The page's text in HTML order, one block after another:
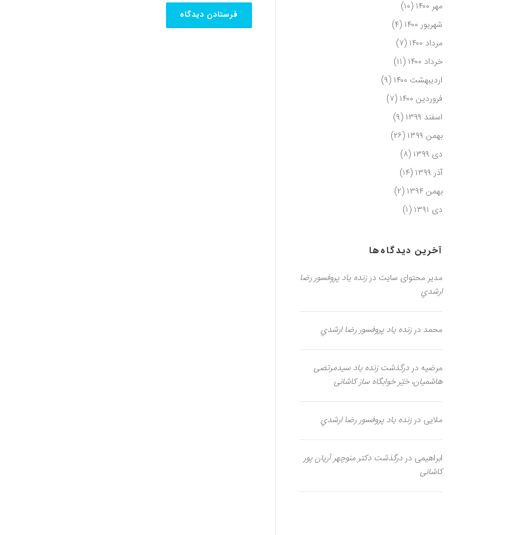
مهر ۱۴۰۰
(۱۰)
شهریور ۱۴۰۰
(۴)
مرداد ۱۴۰۰
(۷)
خرداد ۱۴۰۰
(۱۱)
اردیبهشت ۱۴۰۰
(۹)
فروردین ۱۴۰۰
(۷)
اسفند ۱۳۹۹
(۹)
بهمن ۱۳۹۹
(۲۶)
دی ۱۳۹۹
(۸)
آذر ۱۳۹۹
(۱۴)
بهمن ۱۳۹۴
(۲)
دی ۱۳۹۱
(۱)
آخرین دیدگاه‌ها
مدیر محتوای سایت درزنده یاد پروفسور رضا
ارشدي
محمد درزنده یاد پروفسور رضا ارشدي
مرضیه دردرگذشت زنده یاد سیدمرتضی
هاشمیان، خیّر خوابگاه ساز کاشانی
ملایی درزنده یاد پروفسور رضا ارشدي
ابراهیمی دردرگذشت دکتر منوچهر آریان پور
کاشانی